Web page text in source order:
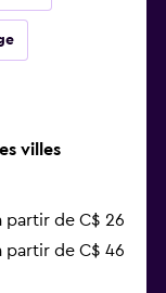
villes
partir de C$ 26
partir de C$ 46